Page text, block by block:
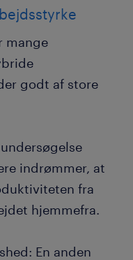
mange
godt af store
indrømmer, at
fra
hjemmefra.
En anden